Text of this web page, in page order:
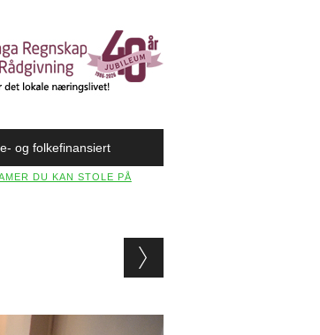
og folkefinansiert
DU KAN STOLE PÅ